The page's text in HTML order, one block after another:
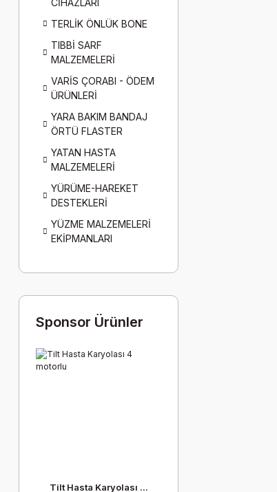
CİHAZLARI
TERLİK ÖNLÜK BONE
TIBBİ SARF
MALZEMELERİ
VARİS ÇORABI - ÖDEM
ÜRÜNLERİ
YARA BAKIM BANDAJ
ÖRTÜ FLASTER
YATAN HASTA
MALZEMELERİ
YÜRÜME-HAREKET
DESTEKLERİ
YÜZME MALZEMELERİ
EKİPMANLARI
Sponsor Ürünler
Tilt Hasta Karyolası ...